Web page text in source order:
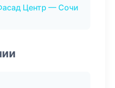
Центр — Сочи